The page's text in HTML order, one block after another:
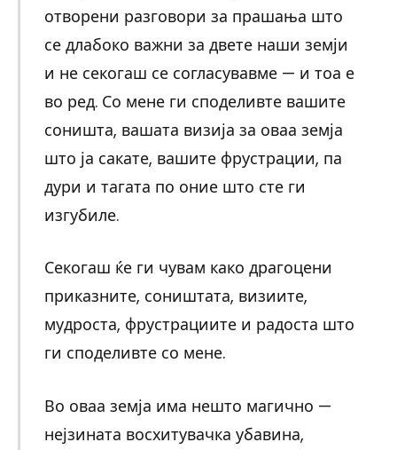
отворени разговори за прашања што
се длабоко важни за двете наши земји
и не секогаш се согласувавме — и тоа е
во ред. Со мене ги споделивте вашите
соништа, вашата визија за оваа земја
што ја сакате, вашите фрустрации, па
дури и тагата по оние што сте ги
изгубиле.
Секогаш ќе ги чувам како драгоцени
приказните, соништата, визиите,
мудроста, фрустрациите и радоста што
ги споделивте со мене.
Во оваа земја има нешто магично —
нејзината восхитувачка убавина,